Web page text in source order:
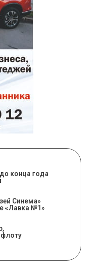
конца года
Синема»
«Лавка №1»